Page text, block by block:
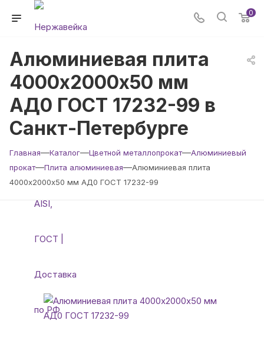
0
Алюминиевая плита
4000х2000х50 мм
АД0 ГОСТ 17232-99 в
Санкт-Петербурге
Главная—Каталог—Цветной металлопрокат—Алюминиевый
прокат—Плита алюминиевая—Алюминиевая плита
4000х2000х50 мм АД0 ГОСТ 17232-99